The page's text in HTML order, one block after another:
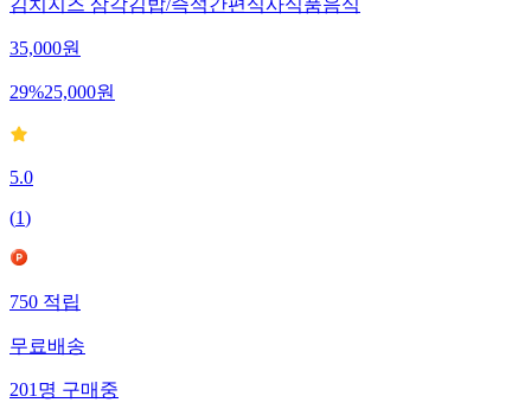
김치지즈 삼각김밥/즉석간편식사식품음식
35,000원
29%25,000원
5.0
(1)
750적립
무료배송
201명구매중